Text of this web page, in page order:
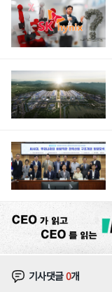
기사댓글0개